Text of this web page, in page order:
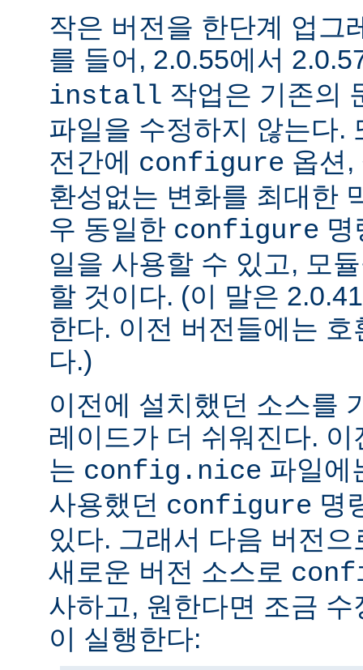
작은 버전을 한단계 업그
를 들어, 2.0.55에서
install 작업은 기존의
파일을 수정하지 않는다.
전간에 configure 옵션,
환성없는 변화를 최대한
우 동일한 configure 명
일을 사용할 수 있고, 모
할 것이다. (이 말은
한다. 이전 버전들에는
다.)
이전에 설치했던 소스를
레이드가 더 쉬워진다.
는 config.nice 파일에
사용했던 configure 명
있다. 그래서 다음 버전
새로운 버전 소스로
사하고, 원한다면 조금
이 실행한다: